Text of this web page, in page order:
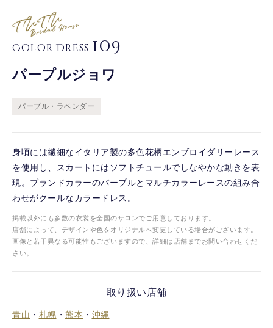
Color Dress 109
パープルジョワ
パープル・ラベンダー
身頃には繊細なイタリア製の多色花柄エンブロイダリーレース
を使用し、スカートにはソフトチュールでしなやかな動きを表
現。ブランドカラーのパープルとマルチカラーレースの組み合
わせがクールなカラードレス。
掲載以外にも多数の衣裳を全国のサロンでご用意しております。
店舗によって、デザインや色をオリジナルへ変更している場合がございます。
画像と若干異なる可能性もございますので、詳細は店舗までお問い合わせくだ
さい。
取り扱い店舗
青山 ・ 札幌 ・ 熊本 ・ 沖縄